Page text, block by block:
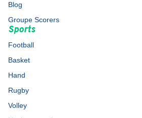
Blog
Groupe Scorers
Sports
Football
Basket
Hand
Rugby
Volley